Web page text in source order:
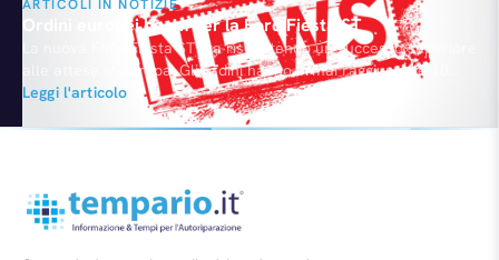
ARTICOLI IN NOTIZIE
Ordini europei boom per la Ford Fiesta ST
La nuova Ford Fiesta ST sta riscuotendo un successo superiore
alle attese in Europa. Gli ordini hanno ormai raggiunto le 10
mila unità in sei mesi, il doppio rispetto alle previsioni, e di
conseguenza Ford ha deciso di incrementare del 15%
Leggi l'articolo